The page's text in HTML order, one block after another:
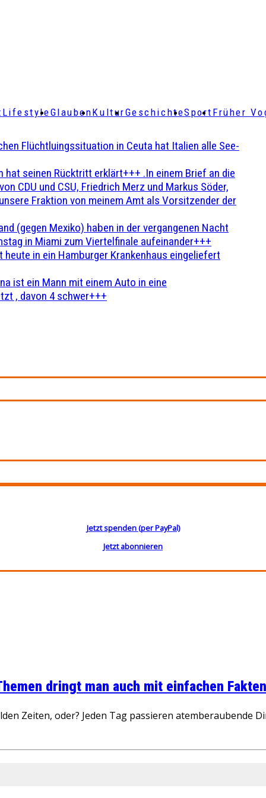
LifestyleGlaubenKulturGeschichteSport Früher
Flüchtluingssituation in Ceuta hat Italien alle See-
hat seinen Rücktritt erklärt+++ .In einem Brief an die
CDU und CSU, Friedrich Merz und Markus Söder,
Fraktion von meinem Amt als Vorsitzender der
(gegen Mexiko) haben in der vergangenen Nacht
in Miami zum Viertelfinale aufeinander+++
in ein Hamburger Krankenhaus eingeliefert
ist ein Mann mit einem Auto in eine
, davon 4 schwer+++
Jetzt spenden (per PayPal)
Jetzt abonnieren
dringt man auch mit einfachen
Zeiten, oder? Jeden Tag passieren atemberaubende